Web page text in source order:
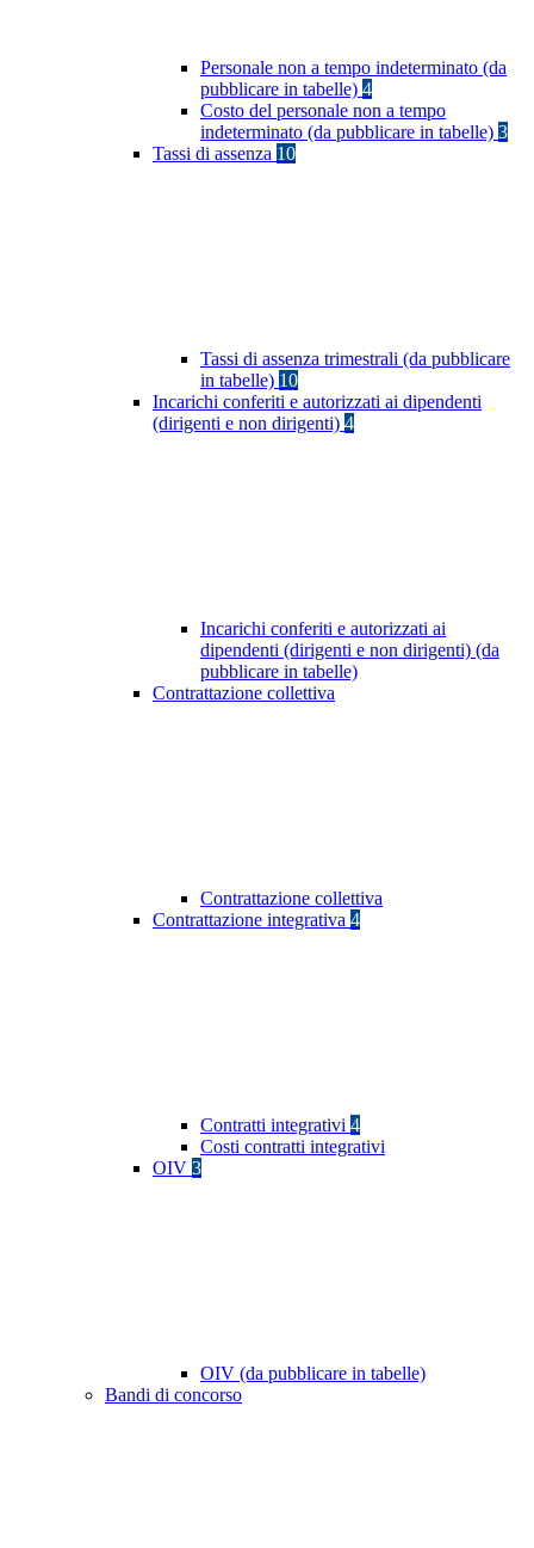
Personale non a tempo indeterminato (da
pubblicare in tabelle) 4
Costo del personale non a tempo
indeterminato (da pubblicare in tabelle) 3
Tassi di assenza 10
Tassi di assenza trimestrali (da pubblicare
in tabelle) 10
Incarichi conferiti e autorizzati ai dipendenti
(dirigenti e non dirigenti) 4
Incarichi conferiti e autorizzati ai
dipendenti (dirigenti e non dirigenti) (da
pubblicare in tabelle)
Contrattazione collettiva
Contrattazione collettiva
Contrattazione integrativa 4
Contratti integrativi 4
Costi contratti integrativi
OIV 3
OIV (da pubblicare in tabelle)
Bandi di concorso